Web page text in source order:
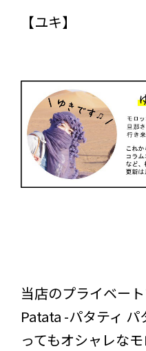
【ユキ】
当店のプライベー
Patata -パタティ
ってもオシャレな